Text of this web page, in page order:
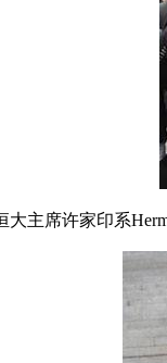
大主席许家印系